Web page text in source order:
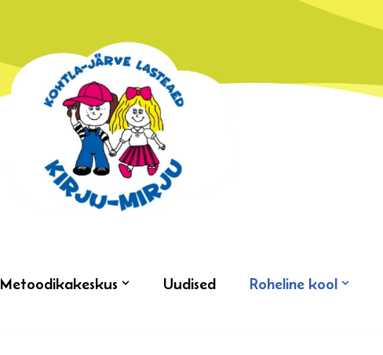
Metoodikakeskus Uudised Roheline kool